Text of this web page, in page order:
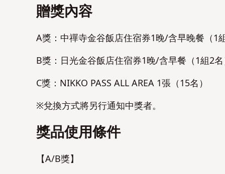
贈獎內容
A獎：中禪寺金谷飯店住宿券1晚/含早晚餐（1
B獎：日光金谷飯店住宿券1晚/含早餐（1組2名
C獎：NIKKO PASS ALL AREA 1張（15名）
※兌換方式將另行通知中獎者。
獎品使用條件
【A/B獎】